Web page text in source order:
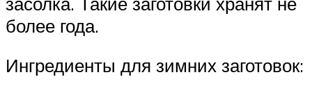
более года.
Ингредиенты для зимних заготовок: